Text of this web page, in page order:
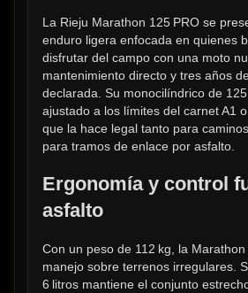
La Rieju Marathon 125 PRO se
enduro ligera enfocada en quienes
disfrutar del campo con una moto
mantenimiento directo y tres años
declarada. Su monocilíndrico de 125
ajustado a los límites del carnet A1
que la hace legal tanto para
para tramos de enlace por asfalto.
Ergonomía y control
asfalto
Con un peso de 112 kg, la Marathon
manejo sobre terrenos irregulares.
6 litros mantiene el conjunto